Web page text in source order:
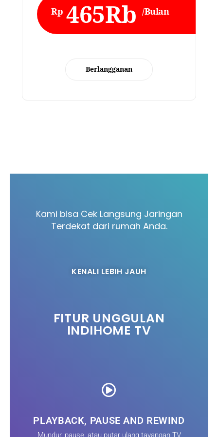
Rp 465Rb /Bulan
Berlangganan
Kami bisa Cek Langsung Jaringan
Terdekat dari rumah Anda.
KENALI LEBIH JAUH
FITUR UNGGULAN
INDIHOME TV
PLAYBACK, PAUSE AND REWIND
Mundur, pause, atau putar ulang tayangan TV